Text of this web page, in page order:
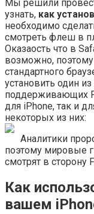
Мы решили
узнать, как
необходимо
смотреть флеш в
Оказаость что в
возможно, поэтому
стандартного
установить один
поддерживающих
для iPhone, так и
некоторых из них:
Аналитики
поэтому мировые
смотрят в сторону
Как
вашем